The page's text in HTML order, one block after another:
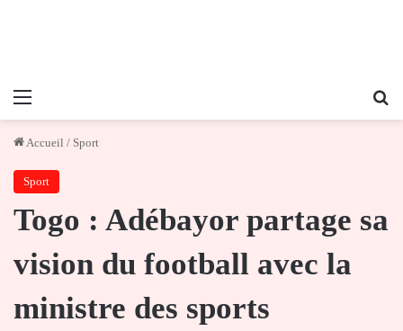
Menu
Accueil / Sport
Sport
Togo : Adébayor partage sa
vision du football avec la
ministre des sports